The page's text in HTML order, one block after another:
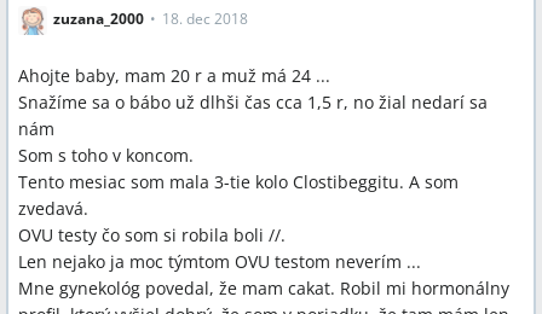
zuzana_2000 18. dec 2018
Ahojte baby, mam 20 r a muž má 24 ...
Snažíme sa o bábo už dlhši čas cca 1,5 r, no žial nedarí sa
nám
Som s toho v koncom.
Tento mesiac som mala 3-tie kolo Clostibeggitu. A som
zvedavá.
OVU testy čo som si robila boli //.
Len nejako ja moc týmtom OVU testom neverím ...
Mne gynekológ povedal, že mam cakat. Robil mi hormonálny